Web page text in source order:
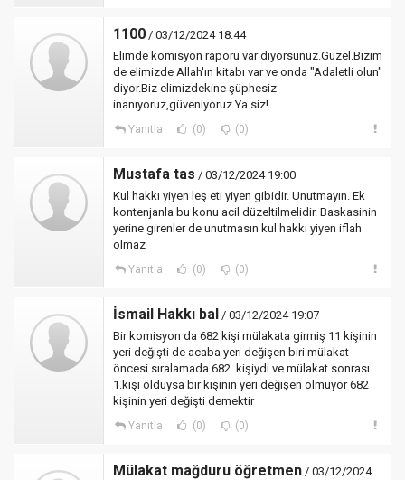
1100 / 03/12/2024 18:44
Elimde komisyon raporu var diyorsunuz.Güzel.Bizim
de elimizde Allah'ın kitabı var ve onda "Adaletli olun"
diyor.Biz elimizdekine şüphesiz
inanıyoruz,güveniyoruz.Ya siz!
Yanıtla (0) (0)
Mustafa tas / 03/12/2024 19:00
Kul hakkı yiyen leş eti yiyen gibidir. Unutmayın. Ek
kontenjanla bu konu acil düzeltilmelidir. Baskasinin
yerine girenler de unutmasın kul hakkı yiyen iflah
olmaz
Yanıtla (0) (0)
İsmail Hakkı bal / 03/12/2024 19:07
Bir komisyon da 682 kişi mülakata girmiş 11 kişinin
yeri değişti de acaba yeri değişen biri mülakat
öncesi sıralamada 682. kişiydi ve mülakat sonrası
1.kişi olduysa bir kişinin yeri değişen olmuyor 682
kişinin yeri değişti demektir
Yanıtla (0) (0)
Mülakat mağduru öğretmen / 03/12/2024